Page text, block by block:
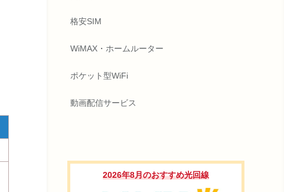
格安SIM
WiMAX・ホームルーター
ポケット型WiFi
動画配信サービス
2026年8月のおすすめ光回線